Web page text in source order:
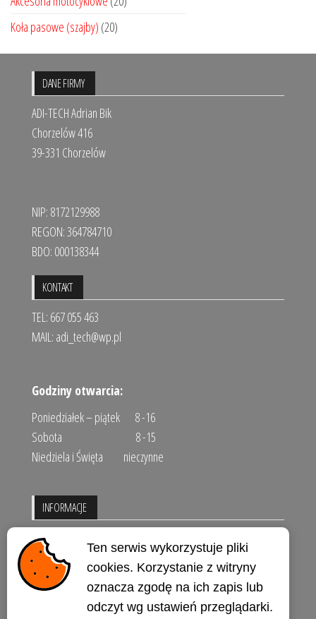
Koła pasowe (szajby) (20)
DANE FIRMY
ADI-TECH Adrian Bik
Chorzelów 416
39-331 Chorzelów
NIP: 8172129988
REGON: 364784710
BDO: 000138344
KONTAKT
TEL: 667 055 463
MAIL: adi_tech@wp.pl
Godziny otwarcia:
Poniedziałek – piątek 8 -16
Sobota 8 -15
Niedziela i Święta nieczynne
INFORMACJE
Regulamin sklepu
Polityka prywatności
Kontakt
Ten serwis wykorzystuje pliki
cookies. Korzystanie z witryny
oznacza zgodę na ich zapis lub
odczyt wg ustawień przeglądarki.